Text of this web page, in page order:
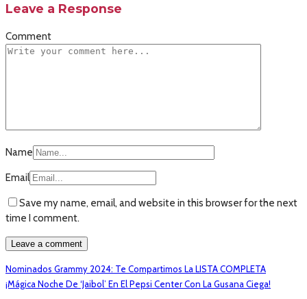
Leave a Response
Comment
Name
Email
Save my name, email, and website in this browser for the next
time I comment.
Nominados Grammy 2024: Te Compartimos La LISTA COMPLETA
¡Mágica Noche De ‘Jaibol’ En El Pepsi Center Con La Gusana Ciega!